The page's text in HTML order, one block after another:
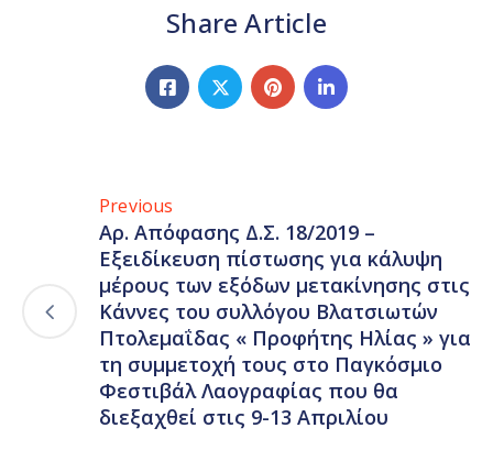
Share Article
Previous
Αρ. Απόφασης Δ.Σ. 18/2019 –
Εξειδίκευση πίστωσης για κάλυψη
μέρους των εξόδων μετακίνησης στις
Κάννες του συλλόγου Βλατσιωτών
Πτολεμαΐδας « Προφήτης Ηλίας » για
τη συμμετοχή τους στο Παγκόσμιο
Φεστιβάλ Λαογραφίας που θα
διεξαχθεί στις 9-13 Απριλίου